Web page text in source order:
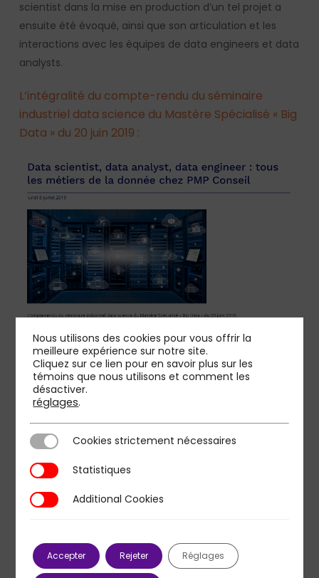
scientist dans la mise en production d’un tel projet a
ensuite été évoqué, ainsi que son articulation et les
interactions avec les équipes de data engineers et data
analysts.
L’intégralité du compte-rendu du séminaire
industriel data science du Mastère Spécialisé « Big
Data » du 20 juin 2019 :
Nous utilisons des cookies pour vous offrir la
meilleure expérience sur notre site.
Cliquez sur ce lien pour en savoir plus sur les
témoins que nous utilisons et comment les
désactiver.
réglages.
Cookies strictement nécessaires
Cookies strictement nécessaires
StatistiquesStatistiques
Additional Cookies
Additional Cookies
Accepter Rejeter Réglages